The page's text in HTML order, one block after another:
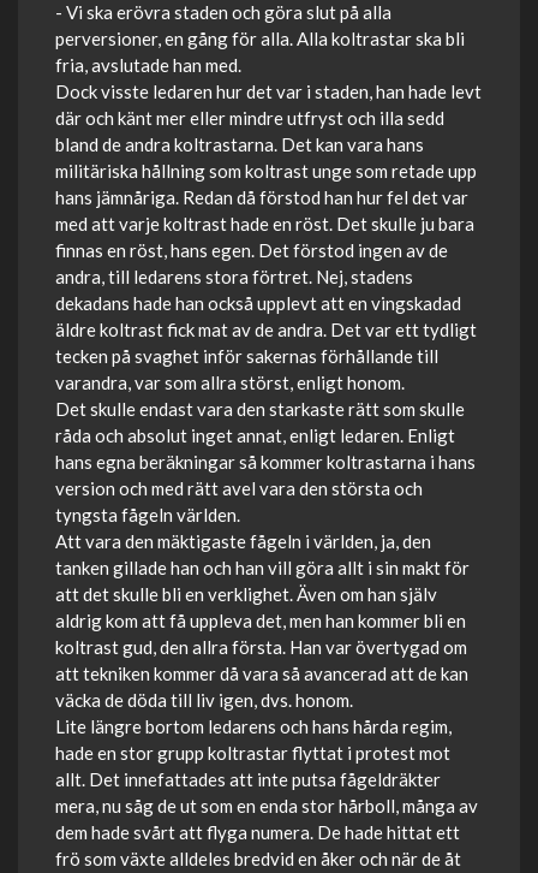
- Vi ska erövra staden och göra slut på alla
perversioner, en gång för alla. Alla koltrastar ska bli
fria, avslutade han med.
Dock visste ledaren hur det var i staden, han hade levt
där och känt mer eller mindre utfryst och illa sedd
bland de andra koltrastarna. Det kan vara hans
militäriska hållning som koltrast unge som retade upp
hans jämnåriga. Redan då förstod han hur fel det var
med att varje koltrast hade en röst. Det skulle ju bara
finnas en röst, hans egen. Det förstod ingen av de
andra, till ledarens stora förtret. Nej, stadens
dekadans hade han också upplevt att en vingskadad
äldre koltrast fick mat av de andra. Det var ett tydligt
tecken på svaghet inför sakernas förhållande till
varandra, var som allra störst, enligt honom.
Det skulle endast vara den starkaste rätt som skulle
råda och absolut inget annat, enligt ledaren. Enligt
hans egna beräkningar så kommer koltrastarna i hans
version och med rätt avel vara den största och
tyngsta fågeln världen.
Att vara den mäktigaste fågeln i världen, ja, den
tanken gillade han och han vill göra allt i sin makt för
att det skulle bli en verklighet. Även om han själv
aldrig kom att få uppleva det, men han kommer bli en
koltrast gud, den allra första. Han var övertygad om
att tekniken kommer då vara så avancerad att de kan
väcka de döda till liv igen, dvs. honom.
Lite längre bortom ledarens och hans hårda regim,
hade en stor grupp koltrastar flyttat i protest mot
allt. Det innefattades att inte putsa fågeldräkter
mera, nu såg de ut som en enda stor hårboll, många av
dem hade svårt att flyga numera. De hade hittat ett
frö som växte alldeles bredvid en åker och när de åt